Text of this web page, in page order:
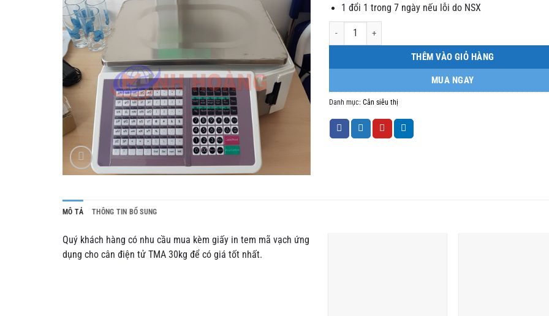
1 đổi 1 trong 7 ngày nếu lỗi do NSX
Cân điện tử in tem nhãn TMA 30kg số lượng
THÊM VÀO GIỎ HÀNG
MUA NGAY
Danh mục: Cân siêu thị
MÔ TẢ THÔNG TIN BỔ SUNG
Quý khách hàng có nhu cầu mua kèm giấy in tem mã vạch ứng
dụng cho cân điện tử TMA 30kg để có giá tốt nhất.